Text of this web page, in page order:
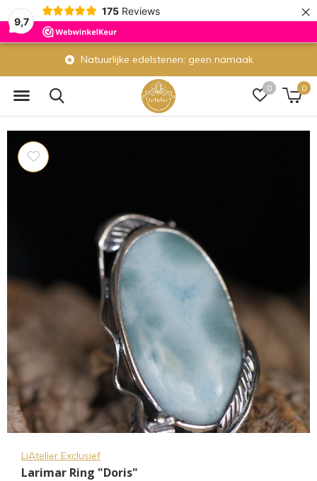
9,7
175 Reviews ×
0 0
Natuurlijke edelstenen: geen namaak
LiAtelier Exclusief
Larimar Ring "Doris"